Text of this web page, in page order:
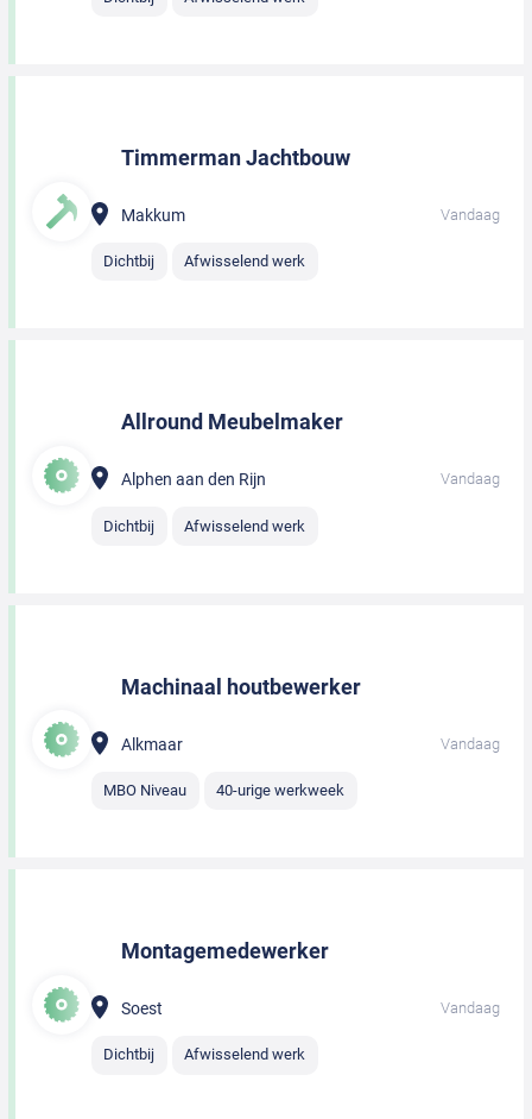
Timmerman Jachtbouw
Makkum Vandaag
Dichtbij Afwisselend werk
Allround Meubelmaker
Alphen aan den Rijn Vandaag
Dichtbij Afwisselend werk
Machinaal houtbewerker
Alkmaar Vandaag
MBO Niveau 40-urige werkweek
Montagemedewerker
Soest Vandaag
Dichtbij Afwisselend werk